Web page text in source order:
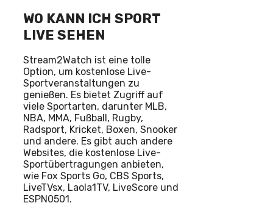
WO KANN ICH SPORT
LIVE SEHEN
Stream2Watch ist eine tolle
Option, um kostenlose Live-
Sportveranstaltungen zu
genießen. Es bietet Zugriff auf
viele Sportarten, darunter MLB,
NBA, MMA, Fußball, Rugby,
Radsport, Kricket, Boxen, Snooker
und andere. Es gibt auch andere
Websites, die kostenlose Live-
Sportübertragungen anbieten,
wie Fox Sports Go, CBS Sports,
LiveTVsx, Laola1TV, LiveScore und
ESPN0501.